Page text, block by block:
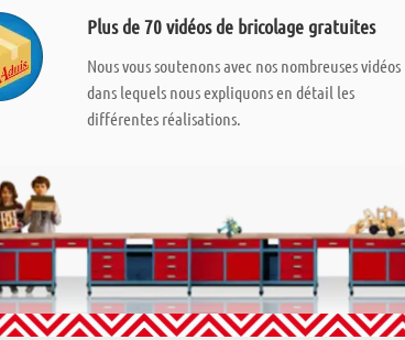
Plus de 70 vidéos de bricolage gratuites
Nous vous soutenons avec nos nombreuses vidéos
dans lequels nous expliquons en détail les
différentes réalisations.